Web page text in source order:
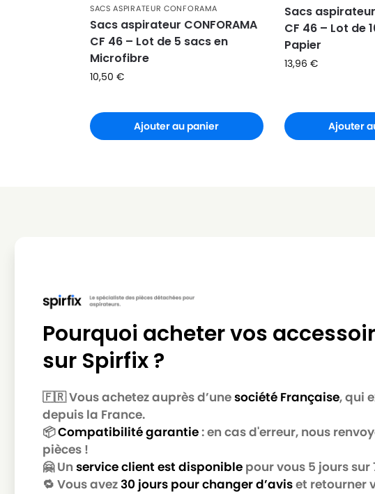
SACS ASPIRATEUR CONFORAMA
Sacs aspirateur CONFORAMA
CF 46 – Lot de 5 sacs en
Microfibre
10,50 €
Ajouter au panier
Sacs aspirateur
CF 46 – Lot de
Papier
13,96 €
Ajouter
Pourquoi acheter vos
sur Spirfix ?
🇫🇷 Vous achetez auprès d’unesociété Française, qui
depuis la France.
📦Compatibilité garantie: en cas d'erreur, nous
pièces !
🤗 Un service client est disponible pour vous 5 jours sur
🔁 Vous avez30 jours pour changer d’aviset retourner